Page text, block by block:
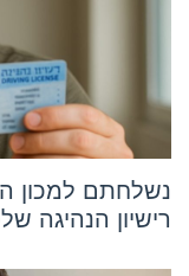
נשלחתם למכון
רישיון הנהיגה